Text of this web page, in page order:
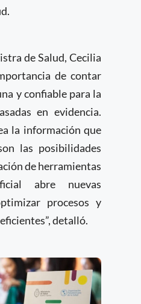
de Salud, Cecilia
de contar
y confiable para la
en evidencia.
la información que
las posibilidades
de herramientas
abre nuevas
procesos y
detalló.